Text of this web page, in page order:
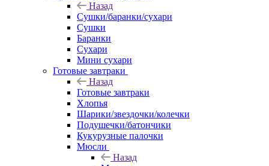
Назад
Сушки/баранки/сухари
Сушки
Баранки
Сухари
Мини сухари
Готовые завтраки
Назад
Готовые завтраки
Хлопья
Шарики/звездочки/колечки
Подушечки/батончики
Кукурузные палочки
Мюсли
Назад